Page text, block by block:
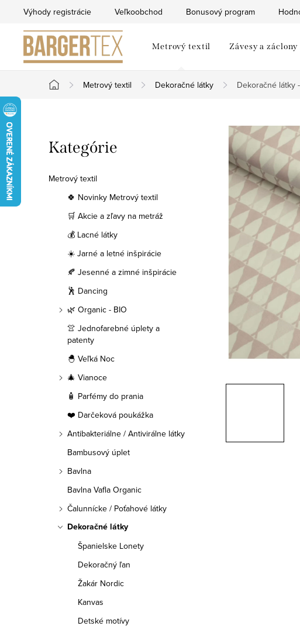
obsah
Výhody registrácie Veľkoobchod Bonusový program
Metrový textil Závesy a záclony
Domov
Metrový textil Dekoračné látky Dekoračné látky
o
č
Preskočiť
kategórie
Kategórie
Metrový textil
🍀 Novinky Metrový textil
🛒 Akcie a zľavy na metráž
💰 Lacné látky
☀️ Jarné a letné inšpirácie
🍂 Jesenné a zimné inšpirácie
🕺 Dancing
🌿 Organic - BIO
👚 Jednofarebné úplety a
patenty
🐣 Veľká Noc
🎄 Vianoce
🧴 Parfémy do prania
❤️ Darčeková poukážka
Antibakteriálne / Antivirálne látky
Bambusový úplet
Bavlna
Bavlna Vafla Organic
Čalunnícke / Poťahové látky
Dekoračné látky
Španielske Lonety
Dekoračný ľan
Žakár Nordic
Kanvas
Detské motívy